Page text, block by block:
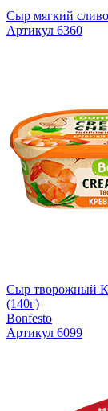
Сыр мягкий
Артикул 6360
Сыр творожный
(140г)
Bonfesto
Артикул 6099